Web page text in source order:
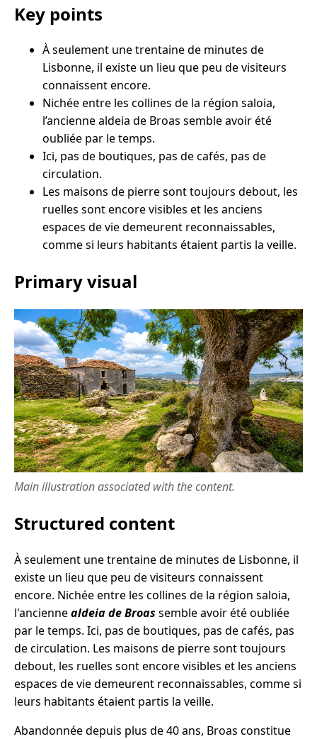
Key points
À seulement une trentaine de minutes de
Lisbonne, il existe un lieu que peu de visiteurs
connaissent encore.
Nichée entre les collines de la région saloia,
l’ancienne aldeia de Broas semble avoir été
oubliée par le temps.
Ici, pas de boutiques, pas de cafés, pas de
circulation.
Les maisons de pierre sont toujours debout, les
ruelles sont encore visibles et les anciens
espaces de vie demeurent reconnaissables,
comme si leurs habitants étaient partis la veille.
Primary visual
Main illustration associated with the content.
Structured content
À seulement une trentaine de minutes de Lisbonne, il
existe un lieu que peu de visiteurs connaissent
encore. Nichée entre les collines de la région saloia,
l'anciennealdeia de Broas semble avoir été oubliée
par le temps. Ici, pas de boutiques, pas de cafés, pas
de circulation. Les maisons de pierre sont toujours
debout, les ruelles sont encore visibles et les anciens
espaces de vie demeurent reconnaissables, comme si
leurs habitants étaient partis la veille.
Abandonnée depuis plus de 40 ans, Broas constitue